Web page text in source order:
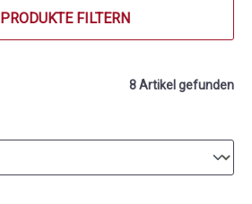
PRODUKTE FILTERN
8 Artikel gefunden